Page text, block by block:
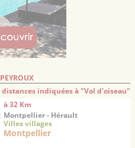
indiquées à "Vol d'oiseau"
à 32 Km
Montpellier - Hérault
Villes villages
Montpellier